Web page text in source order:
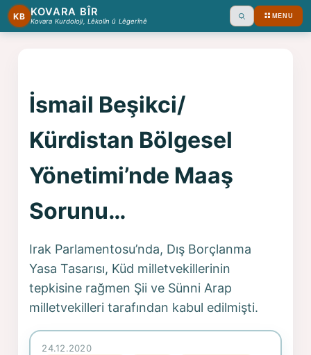
KB KOVARA BÎR
Kovara Kurdoloji, Lêkolîn û Lêgerînê Ara MENU
İsmail Beşikci/
Kürdistan Bölgesel
Yönetimi’nde Maaş
Sorunu…
Irak Parlamentosu’nda, Dış Borçlanma
Yasa Tasarısı, Küd milletvekillerinin
tepkisine rağmen Şii ve Sünni Arap
milletvekilleri tarafından kabul edilmişti.
24.12.2020